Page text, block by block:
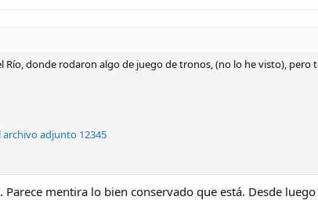
Río, donde rodaron algo de juego de tronos, (no lo he visto),
archivo adjunto 12345
Parece mentira lo bien conservado que está. Desde